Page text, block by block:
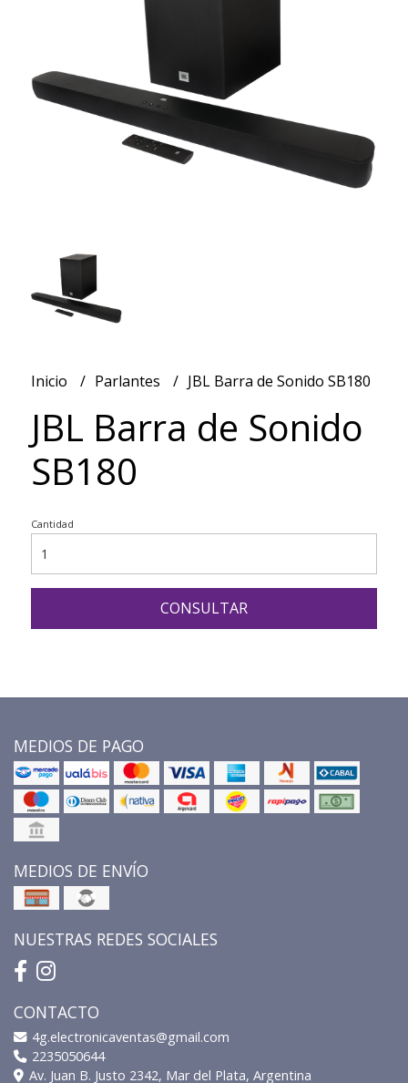
Inicio Parlantes JBL Barra de Sonido SB180
JBL Barra de Sonido
SB180
Cantidad
CONSULTAR
MEDIOS DE PAGO
MEDIOS DE ENVÍO
NUESTRAS REDES SOCIALES
CONTACTO
4g.electronicaventas@gmail.com
2235050644
Av. Juan B. Justo 2342, Mar del Plata, Argentina